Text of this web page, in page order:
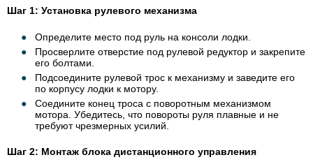
Шаг 1: Установка рулевого механизма
Определите место под руль на консоли лодки.
Просверлите отверстие под рулевой редуктор и закрепите
его болтами.
Подсоедините рулевой трос к механизму и заведите его
по корпусу лодки к мотору.
Соедините конец троса с поворотным механизмом
мотора. Убедитесь, что повороты руля плавные и не
требуют чрезмерных усилий.
Шаг 2: Монтаж блока дистанционного управления